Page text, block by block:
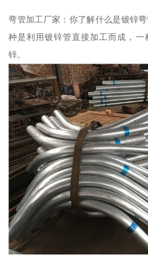
弯管加工厂家：你了解什么是镀锌
种是利用镀锌管直接加工而成，
锌。